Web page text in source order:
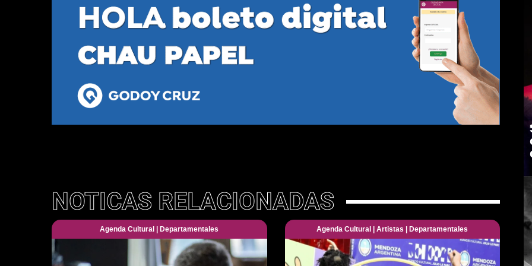
NOTICAS RELACIONADAS
Agenda Cultural Departamentales Agenda Cultural |Artistas Departamentales